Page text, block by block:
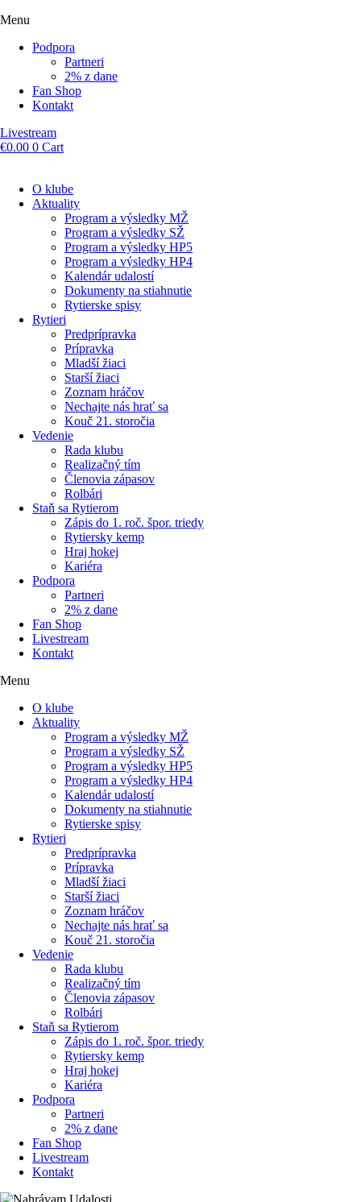
Menu
Podpora
Partneri
2% z dane
Fan Shop
Kontakt
Livestream
€0.00 0 Cart
O klube
Aktuality
Program a výsledky MŽ
Program a výsledky SŽ
Program a výsledky HP5
Program a výsledky HP4
Kalendár udalostí
Dokumenty na stiahnutie
Rytierske spisy
Rytieri
Predprípravka
Prípravka
Mladší žiaci
Starší žiaci
Zoznam hráčov
Nechajte nás hrať sa
Kouč 21. storočia
Vedenie
Rada klubu
Realizačný tím
Členovia zápasov
Rolbári
Staň sa Rytierom
Zápis do 1. roč. špor. triedy
Rytiersky kemp
Hraj hokej
Kariéra
Podpora
Partneri
2% z dane
Fan Shop
Livestream
Kontakt
Menu
O klube
Aktuality
Program a výsledky MŽ
Program a výsledky SŽ
Program a výsledky HP5
Program a výsledky HP4
Kalendár udalostí
Dokumenty na stiahnutie
Rytierske spisy
Rytieri
Predprípravka
Prípravka
Mladší žiaci
Starší žiaci
Zoznam hráčov
Nechajte nás hrať sa
Kouč 21. storočia
Vedenie
Rada klubu
Realizačný tím
Členovia zápasov
Rolbári
Staň sa Rytierom
Zápis do 1. roč. špor. triedy
Rytiersky kemp
Hraj hokej
Kariéra
Podpora
Partneri
2% z dane
Fan Shop
Livestream
Kontakt